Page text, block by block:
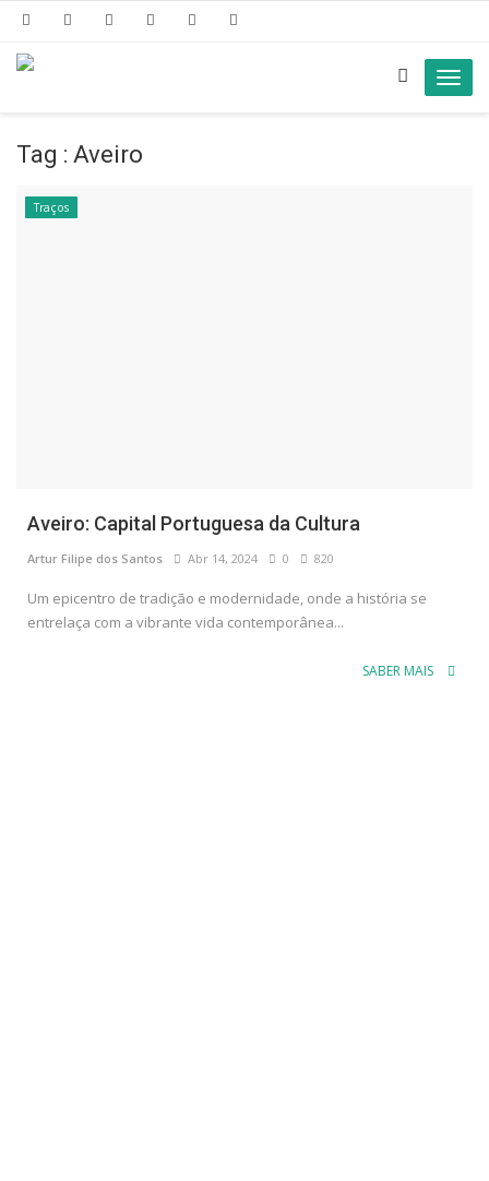
Tag : Aveiro
Traços
Aveiro: Capital Portuguesa da Cultura
Artur Filipe dos Santos Abr 14, 2024 0 820
Um epicentro de tradição e modernidade, onde a história se
entrelaça com a vibrante vida contemporânea...
SABER MAIS